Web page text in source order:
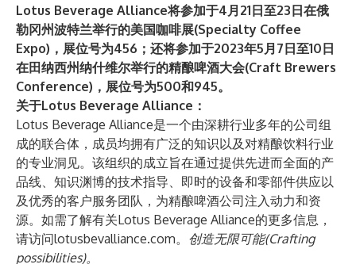
Lotus Beverage Alliance将参加于4月21日至23日在俄
勒冈州波特兰举行的美国咖啡展(Specialty Coffee
Expo)，展位号为456；还将参加于2023年5月7日至10日
在田纳西州纳什维尔举行的精酿啤酒大会(Craft Brewers
Conference)，展位号为500和945。
关于Lotus Beverage Alliance：
Lotus Beverage Alliance是一个由深耕行业多年的公司组
成的联合体，成员均拥有广泛的知识以及对精酿饮料行业
的专业洞见。该组织的成立旨在通过提供先进而全面的产
品线、知识渊博的技术指导、即时的设备和零部件供应以
及优秀的客户服务团队，为精酿啤酒公司注入动力和资
源。如需了解有关Lotus Beverage Alliance的更多信息，
请访问lotusbevalliance.com。 创造无限可能(Crafting
possibilities)。